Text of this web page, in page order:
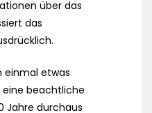
über das
das
einmal etwas
eine beachtliche
Jahre durchaus